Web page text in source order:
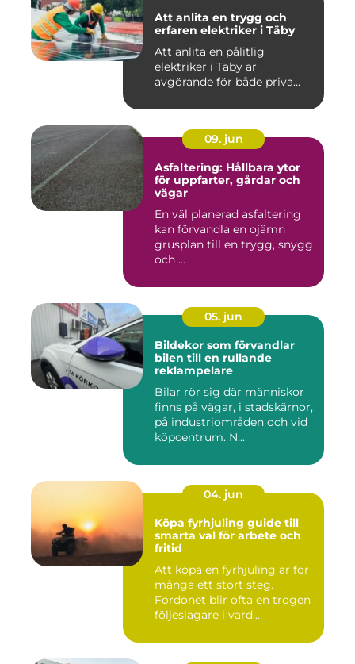
Att anlita en trygg och
erfaren elektriker i Täby
Att anlita en pålitlig
elektriker i Täby är
avgörande för både priva...
09. jun
Asfaltering: Hållbara ytor
för uppfarter, gårdar och
vägar
En väl planerad asfaltering
kan förvandla en ojämn
grusplan till en trygg, snygg
och ...
05. jun
Bildekor som förvandlar
bilen till en rullande
reklampelare
Bilar rör sig där människor
finns på vägar, i stadskärnor,
på industriområden och vid
köpcentrum. N...
04. jun
Köpa fyrhjuling guide till
smarta val för arbete och
fritid
Att köpa en fyrhjuling är för
många ett stort steg.
Fordonet blir ofta en trogen
följeslagare i vard...